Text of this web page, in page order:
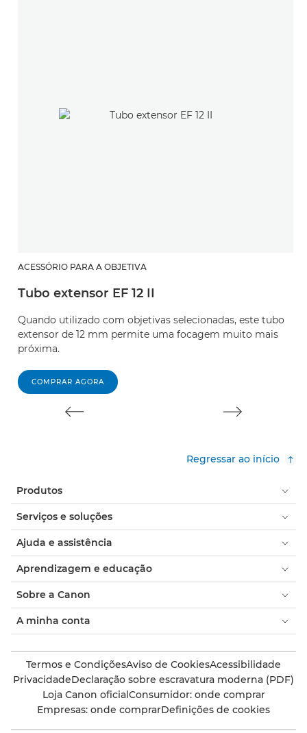
ACESSÓRIO PARA A OBJETIVA
Tubo extensor EF 12 II
Quando utilizado com objetivas selecionadas, este tubo
extensor de 12 mm permite uma focagem muito mais
próxima.
COMPRAR AGORA
Regressar ao início
Produtos
Serviços e soluções
Ajuda e assistência
Aprendizagem e educação
Sobre a Canon
A minha conta
Termos e CondiçõesAviso de CookiesAcessibilidade
PrivacidadeDeclaração sobre escravatura moderna (PDF)
Loja Canon oficialConsumidor: onde comprar
Empresas: onde comprarDefinições de cookies